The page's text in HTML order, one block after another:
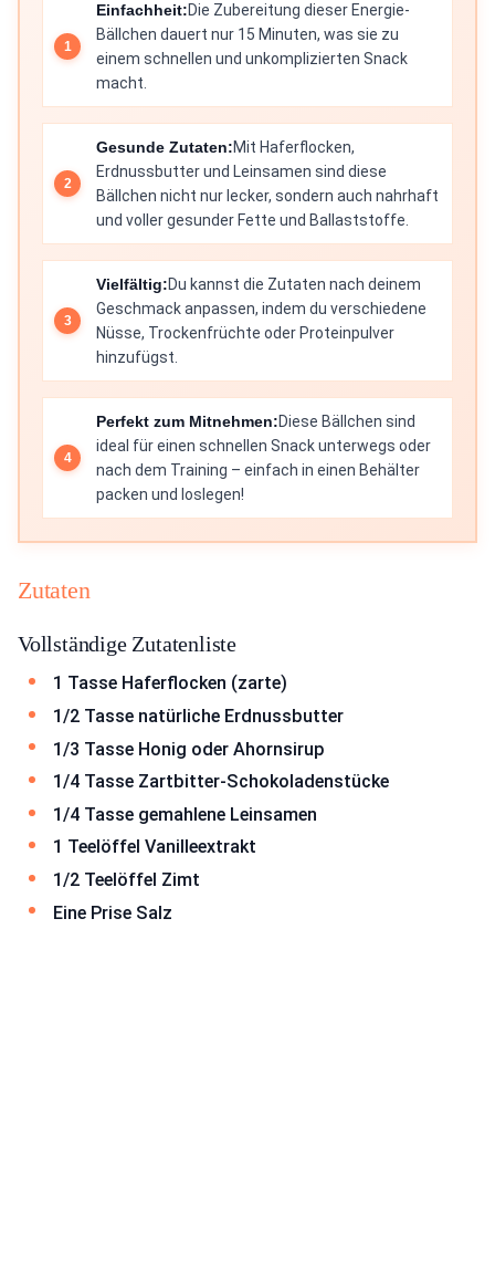
Einfachheit:Die Zubereitung dieser Energie-
Bällchen dauert nur 15 Minuten, was sie zu
einem schnellen und unkomplizierten Snack
macht.
Gesunde Zutaten:Mit Haferflocken,
Erdnussbutter und Leinsamen sind diese
Bällchen nicht nur lecker, sondern auch nahrhaft
und voller gesunder Fette und Ballaststoffe.
Vielfältig:Du kannst die Zutaten nach deinem
Geschmack anpassen, indem du verschiedene
Nüsse, Trockenfrüchte oder Proteinpulver
hinzufügst.
Perfekt zum Mitnehmen:Diese Bällchen sind
ideal für einen schnellen Snack unterwegs oder
nach dem Training – einfach in einen Behälter
packen und loslegen!
Zutaten
Vollständige Zutatenliste
1 Tasse Haferflocken (zarte)
1/2 Tasse natürliche Erdnussbutter
1/3 Tasse Honig oder Ahornsirup
1/4 Tasse Zartbitter-Schokoladenstücke
1/4 Tasse gemahlene Leinsamen
1 Teelöffel Vanilleextrakt
1/2 Teelöffel Zimt
Eine Prise Salz